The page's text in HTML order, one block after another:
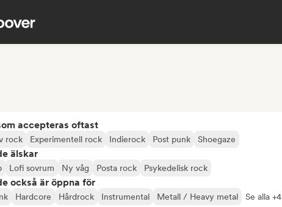
accepteras oftast
rock Experimentell rock Indierock Post punk Shoegaze
älskar
Lofi sovrum Ny våg Posta rock Psykedelisk rock
också är öppna för
Hardcore Hårdrock Instrumental Metall / Heavy metal Se alla +4